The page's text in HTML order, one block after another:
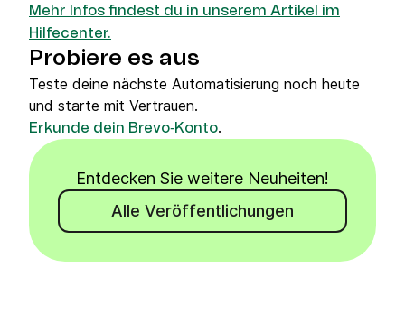
Mehr Infos findest du in unserem Artikel im
Hilfecenter.
Probiere es aus
Teste deine nächste Automatisierung noch heute
und starte mit Vertrauen.
Erkunde dein Brevo‑Konto.
Entdecken Sie weitere Neuheiten!
Alle Veröffentlichungen